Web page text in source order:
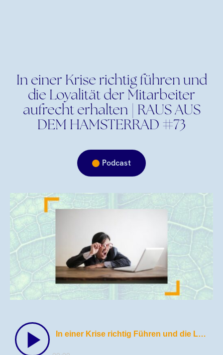
In einer Krise richtig führen und
die Loyalität der Mitarbeiter
aufrecht erhalten | RAUS AUS
DEM HAMSTERRAD #73
Podcast